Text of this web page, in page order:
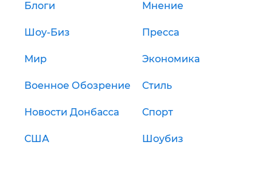
Блоги Мнение
Шоу-Биз Пресса
Мир Экономика
Военное Обозрение Стиль
Новости Донбасса Спорт
США Шоубиз